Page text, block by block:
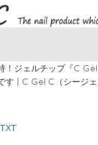
！ジェルチップ『C
す | C Gel C（シージ